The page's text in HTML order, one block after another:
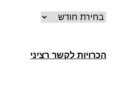
ארכיונים
הכרויות לקשר רציני